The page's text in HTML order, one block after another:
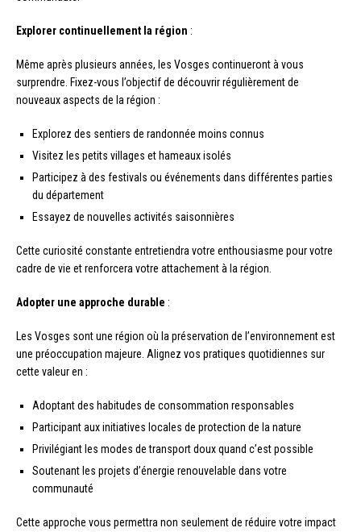
Explorer continuellement la région :
Même après plusieurs années, les Vosges continueront à vous
surprendre. Fixez-vous l’objectif de découvrir régulièrement de
nouveaux aspects de la région :
Explorez des sentiers de randonnée moins connus
Visitez les petits villages et hameaux isolés
Participez à des festivals ou événements dans différentes parties
du département
Essayez de nouvelles activités saisonnières
Cette curiosité constante entretiendra votre enthousiasme pour votre
cadre de vie et renforcera votre attachement à la région.
Adopter une approche durable :
Les Vosges sont une région où la préservation de l’environnement est
une préoccupation majeure. Alignez vos pratiques quotidiennes sur
cette valeur en :
Adoptant des habitudes de consommation responsables
Participant aux initiatives locales de protection de la nature
Privilégiant les modes de transport doux quand c’est possible
Soutenant les projets d’énergie renouvelable dans votre
communauté
Cette approche vous permettra non seulement de réduire votre impact